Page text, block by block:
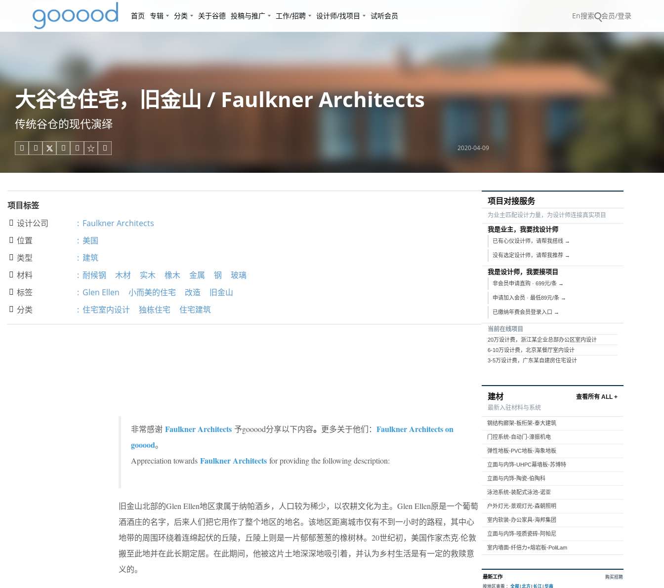
首页 专辑 分类 关于谷德 投稿与推广 工作/招聘 设计师/找项目 试听会员 En搜索 会员/登录
大谷仓住宅，旧金山 / Faulkner Architects
传统谷仓的现代演绎
     2020-04-09
项目标签
 设计公司 : Faulkner Architects
 位置 : 美国
 类型 : 建筑
 材料 : 耐候钢 木材 实木 橡木 金属 钢 玻璃
 标签 : Glen Ellen 小而美的住宅 改造 旧金山
 分类 : 住宅室内设计 独栋住宅 住宅建筑
非常感谢 Faulkner Architects 予gooood分享以下内容。 更多关于他们： Faulkner Architects on
gooood。
Appreciation towards Faulkner Architects for providing the following description:
旧金山北部的Glen Ellen地区隶属于纳帕酒乡，人口较为稀少，以农耕文化为主。Glen Ellen原是一个葡萄
酒酒庄的名字，后来人们把它用作了整个地区的地名。该地区距离城市仅有不到一小时的路程，其中心
地带的周围环绕着连绵起伏的丘陵，丘陵上则是一片郁郁葱葱的橡树林。20世纪初，美国作家杰克·伦敦
搬至此地并在此长期定居。在此期间，他被这片土地深深地吸引着，并认为乡村生活是有一定的救赎意
义的。
项目对接服务
为业主匹配设计力量，为设计师连接真实项目
我是业主，我要找设计师
已有心仪设计师，请帮我搭线 →
没有选定设计师，请帮我推荐 →
我是设计师，我要接项目
非会员申请直购 · 699元/条 →
申请加入会员 · 最低89元/条 →
已缴纳年费会员登录入口 →
当前在线项目
20万设计费，浙江某企业总部办公区室内设计
6-10万设计费，北京某餐厅室内设计
3-5万设计费，广东某自建房住宅设计
建材
查看所有 ALL +
最新入驻材料与系统
钢结构廊架-板桁架-泰大建筑
门控系统-自动门-濠振机电
弹性地板-PVC地板-海象地板
立面与内饰-UHPC幕墙板-苏博特
立面与内饰-陶瓷-伯陶科
泳池系统-装配式泳池-诺亚
户外灯光-景观灯光-森朝照明
室内软装-办公家具-海邦集团
立面与内饰-哑质瓷砖-阿帕尼
室内墙面-纤倍力+熔岩板-PoliLam